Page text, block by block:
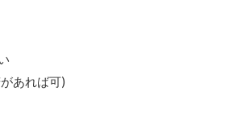
あれば可)